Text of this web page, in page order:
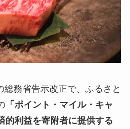
総務省告示改正で、ふるさと
「ポイント・マイル・キャ
的利益を寄附者に提供する